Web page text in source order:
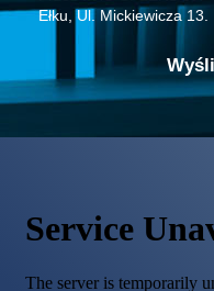
Ełku, Ul. Mickiewicza 13.